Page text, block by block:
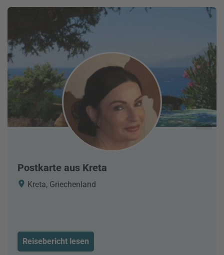
Postkarte aus Kreta
Kreta, Griechenland
Reisebericht lesen